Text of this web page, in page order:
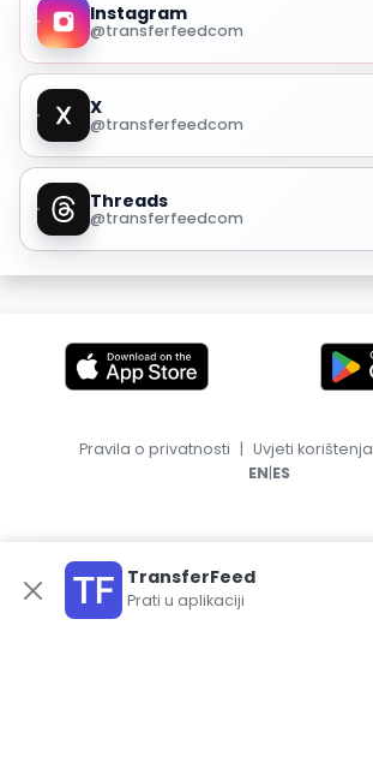
Instagram
@transferfeedcom
X
@transferfeedcom
Threads
@transferfeedcom
TransferFeed
Prati u aplikaciji
Pravila o privatnosti | Uvjeti korištenja
EN|ES